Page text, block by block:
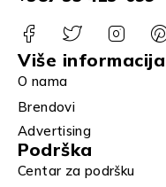
Više informacija
O nama
Brendovi
Advertising
Podrška
Centar za podršku